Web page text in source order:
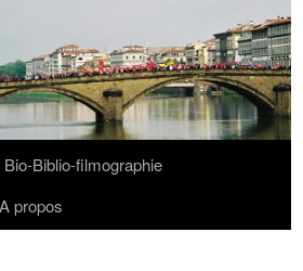
Bio-Biblio-filmographie
A propos